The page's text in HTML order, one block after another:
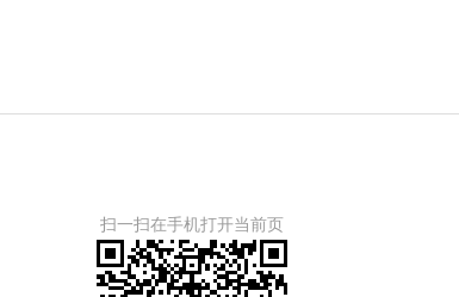
扫一扫在手机打开当前页